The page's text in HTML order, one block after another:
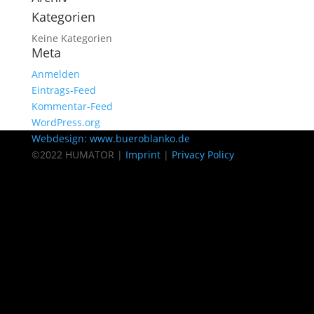
Kategorien
Keine Kategorien
Meta
Anmelden
Eintrags-Feed
Kommentar-Feed
WordPress.org
Webdesign: www.bueroblanko.de
©2022 HUMATOR | Imprint| Privacy Policy